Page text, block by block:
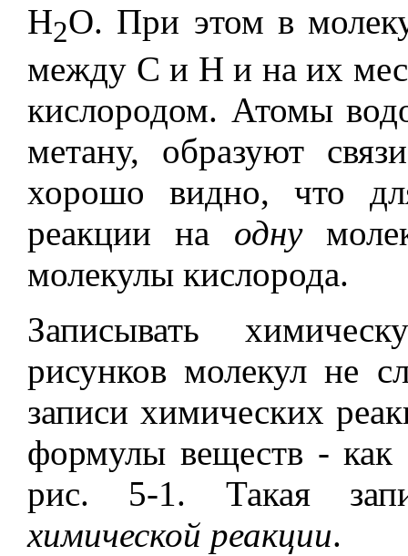
Н2О. При этом в
между С и Н и на их
кислородом. Атомы
метану, образуют
хорошо видно, что
реакции на одну
молекулы кислорода.
Записывать
рисунков молекул не
записи химических
формулы веществ - как
рис. 5-1. Такая
химической реакции.